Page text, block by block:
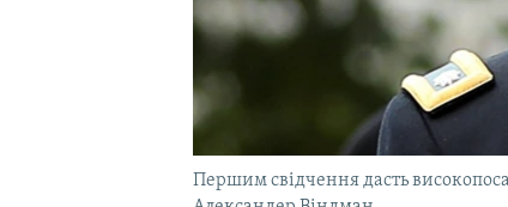
Першим свідчення дасть